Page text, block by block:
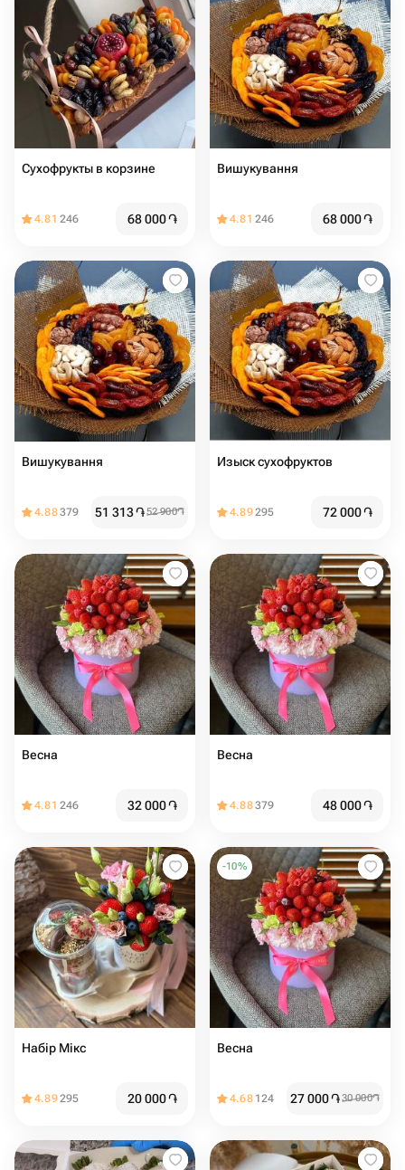
Сухофрукты в корзине
4.81 246 68 000֏
Вишукування
4.81 246 68 000֏
Вишукування
4.88379 51 313֏52 900֏
Изыск сухофруктов
4.89295 72 000֏
Весна
4.81 246 32 000֏
Весна
4.88379 48 000֏
Набір Мікс
4.89295 20 000֏
-10%
Весна
4.68 124 27 000֏30 000֏